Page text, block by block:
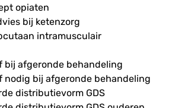
opiaten
bij ketenzorg
intramusculair
bij afgeronde behandeling
nodig bij afgeronde behandeling
distributievorm GDS